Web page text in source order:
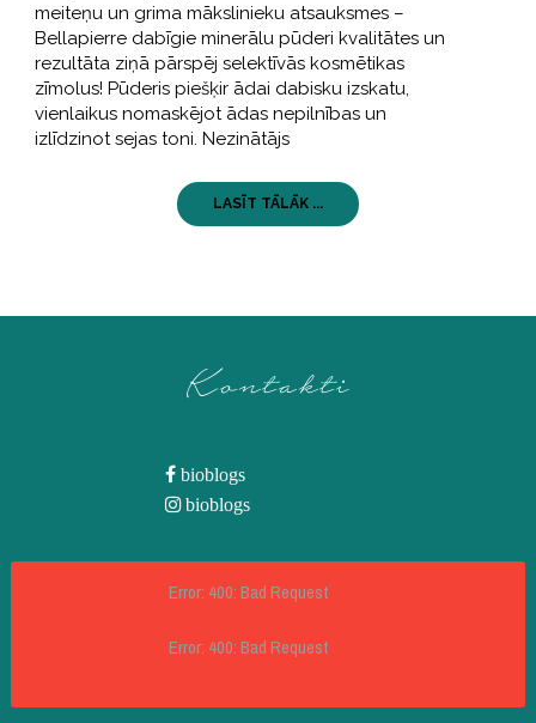
meiteņu un grima mākslinieku atsauksmes –
Bellapierre dabīgie minerālu pūderi kvalitātes un
rezultāta ziņā pārspēj selektīvās kosmētikas
zīmolus! Pūderis piešķir ādai dabisku izskatu,
vienlaikus nomaskējot ādas nepilnības un
izlīdzinot sejas toni. Nezinātājs
LASĪT TĀLĀK ...
Kontakti
bioblogs
bioblogs
Error: 400: Bad Request
Error: 400: Bad Request